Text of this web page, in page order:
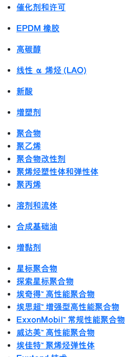
催化剂和许可
EPDM 橡胶
高碳醇
线性 α 烯烃 (LAO)
新酸
增塑剂
聚合物
聚乙烯
聚合物改性剂
聚烯烃塑性体和弹性体
聚丙烯
溶剂和流体
合成基础油
增黏剂
星标聚合物
探索星标聚合物
埃奇得™ 高性能聚合物
埃思超™ 增强型高性能聚合物
ExxonMobil™ 常规性能聚合物
威达美™ 高性能聚合物
埃佳特™ 聚烯烃弹性体